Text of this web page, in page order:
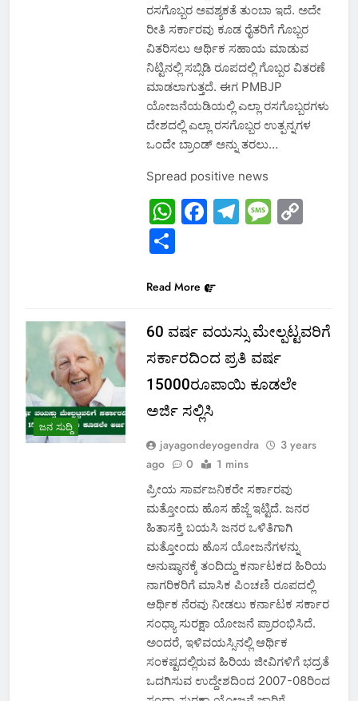
ರಸಗೊಬ್ಬರ ಅವಶ್ಯಕತೆ ತುಂಬಾ ಇದೆ. ಅದೇ
ರೀತಿ ಸರ್ಕಾರವು ಕೂಡ ರೈತರಿಗೆ ಗೊಬ್ಬರ
ವಿತರಿಸಲು ಆರ್ಥಿಕ ಸಹಾಯ ಮಾಡುವ
ನಿಟ್ಟಿನಲ್ಲಿ ಸಬ್ಸಿಡಿ ರೂಪದಲ್ಲಿ ಗೊಬ್ಬರ ವಿತರಣೆ
ಮಾಡಲಾಗುತ್ತದೆ. ಈಗ PMBJP
ಯೋಜನೆಯಡಿಯಲ್ಲಿ ಎಲ್ಲಾ ರಸಗೊಬ್ಬರಗಳು
ದೇಶದಲ್ಲಿ ಎಲ್ಲಾ ರಸಗೊಬ್ಬರ ಉತ್ಪನ್ನಗಳ
ಒಂದೇ ಬ್ರಾಂಡ್ ಅನ್ನು ತರಲು…
Spread positive news
WhatsApp
Facebook
Telegram
Share
Read More
ಜನ ಸುದ್ದಿ
60 ವರ್ಷ ವಯಸ್ಸು ಮೇಲ್ಪಟ್ಟವರಿಗೆ
ಸರ್ಕಾರದಿಂದ ಪ್ರತಿ ವರ್ಷ
15000ರೂಪಾಯಿ ಕೂಡಲೇ
ಅರ್ಜಿ ಸಲ್ಲಿಸಿ
jayagondeyogendra
3 years
ago
0 1 mins
ಪ್ರೀಯ ಸಾರ್ವಜನಿಕರೇ ಸರ್ಕಾರವು
ಮತ್ತೋಂದು ಹೊಸ ಹೆಜ್ಜೆ ಇಟ್ಟಿದೆ. ಜನರ
ಹಿತಾಸಕ್ತಿ ಬಯಸಿ ಜನರ ಒಳಿತಿಗಾಗಿ
ಮತ್ತೋಂದು ಹೊಸ ಯೋಜನೆಗಳನ್ನು
ಅನುಷ್ಠಾನಕ್ಕೆ ತಂದಿದ್ದು ಕರ್ನಾಟಕದ ಹಿರಿಯ
ನಾಗರಿಕರಿಗೆ ಮಾಸಿಕ ಪಿಂಚಣಿ ರೂಪದಲ್ಲಿ
ಆರ್ಥಿಕ ನೆರವು ನೀಡಲು ಕರ್ನಾಟಕ ಸರ್ಕಾರ
ಸಂಧ್ಯಾ ಸುರಕ್ಷಾ ಯೋಜನೆ ಪ್ರಾರಂಭಿಸಿದೆ.
ಅಂದರೆ, ಇಳಿವಯಸ್ಸಿನಲ್ಲಿ ಆರ್ಥಿಕ
ಸಂಕಷ್ಟದಲ್ಲಿರುವ ಹಿರಿಯ ಜೀವಿಗಳಿಗೆ ಭದ್ರತೆ
ಒದಗಿಸುವ ಉದ್ದೇಶದಿಂದ 2007-08ರಿಂದ